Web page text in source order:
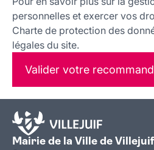
personnelles et exercer vos
Charte de protection des
légales du site.
Valider votre
Mairie de la Ville de Villejuif